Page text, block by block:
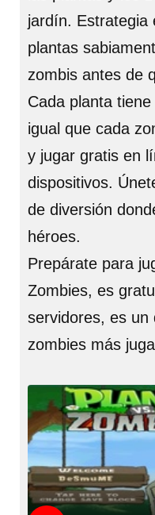
jardín. Estrategia
plantas
zombis antes de
Cada planta
igual que cada
y jugar gratis en
dispositivos.
de diversión
héroes.
Prepárate para
Zombies, es
servidores, es un
zombies más